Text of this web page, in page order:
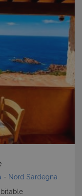
- Nord Sardegna